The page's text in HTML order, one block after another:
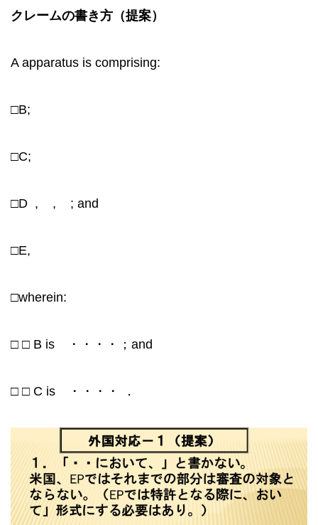
クレームの書き方（提案）
A apparatus is comprising:
□B;
□C;
□D , , ; and
□E,
□wherein:
□ □ B is ・・・・；and
□ □ C is ・・・・ ．